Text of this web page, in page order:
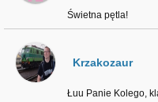
Świetna pętla!
Krzakozaur
Łuu Panie Kolego,